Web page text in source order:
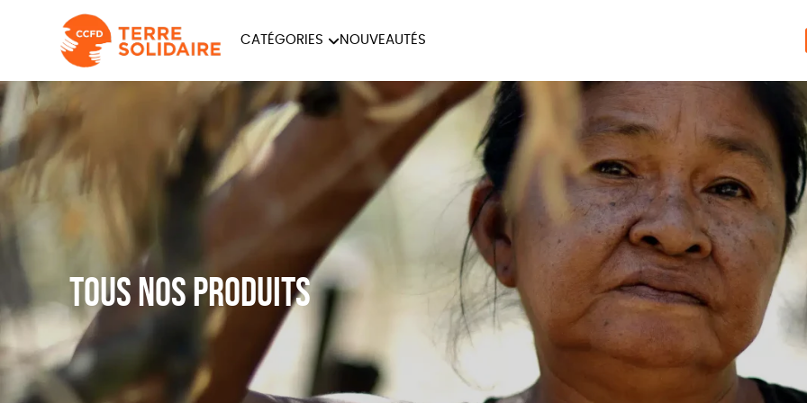
CATÉGORIES
ÉQUITABLE ÉPICERIE MAISON
PAPETERIE LIVRES JEUX
NOUVEAUTÉS
Tous nos produits